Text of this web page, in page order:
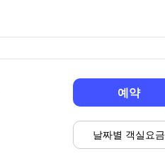
예약
날짜별 객실요금